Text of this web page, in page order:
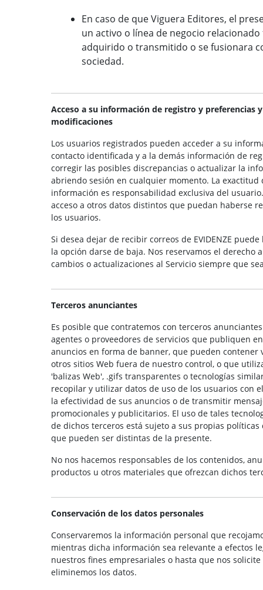
En caso de que Viguera Editores, el
un activo o línea de negocio relacionado
adquirido o transmitido o se fusionara
sociedad.
Acceso a su información de registro y preferencias y
modificaciones
Los usuarios registrados pueden acceder a su
contacto identificada y a la demás información de
corregir las posibles discrepancias o actualizar la
abriendo sesión en cualquier momento. La exactitud
información es responsabilidad exclusiva del
acceso a otros datos distintos que puedan haberse
los usuarios.
Si desea dejar de recibir correos de EVIDENZE
la opción darse de baja. Nos reservamos el derecho
cambios o actualizaciones al Servicio siempre que
Terceros anunciantes
Es posible que contratemos con terceros
agentes o proveedores de servicios que publiquen
anuncios en forma de banner, que pueden contener
otros sitios Web fuera de nuestro control, o que
'balizas Web', .gifs transparentes o tecnologías
recopilar y utilizar datos de uso de los usuarios con
la efectividad de sus anuncios o de transmitir
promocionales y publicitarios. El uso de tales
de dichos terceros está sujeto a sus propias políticas
que pueden ser distintas de la presente.
No nos hacemos responsables de los contenidos,
productos u otros materiales que ofrezcan dichos
Conservación de los datos personales
Conservaremos la información personal que
mientras dicha información sea relevante a efectos
nuestros fines empresariales o hasta que nos
eliminemos los datos.